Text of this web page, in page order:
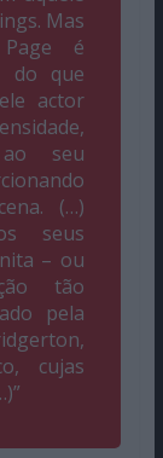
Mas
Page é
do que
actor
seu
(…)
seus
– ou
tão
pela
,
cujas